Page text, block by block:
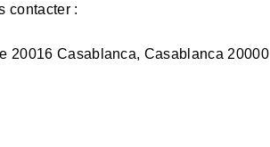
contacter :
20016 Casablanca, Casablanca 20000